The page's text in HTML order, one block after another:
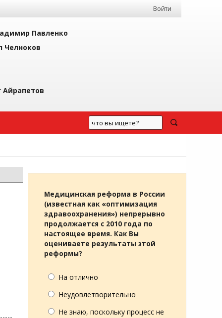
Войти
Павленко
Челноков
Айрапетов
Медицинская реформа в России
(известная как «оптимизация
здравоохранения») непрерывно
продолжается с 2010 года по
настоящее время. Как Вы
оцениваете результаты этой
реформы?
На отлично
Неудовлетворительно
Не знаю, поскольку процесс не